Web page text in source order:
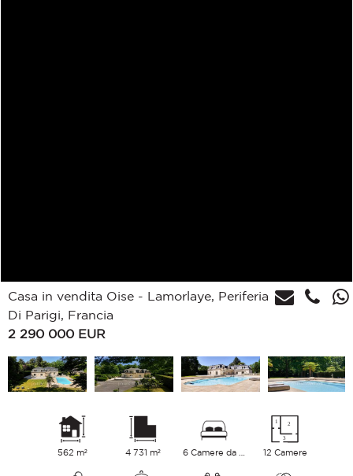
Casa in vendita Oise - Lamorlaye, Periferia
Di Parigi, Francia
2 290 000 EUR
562 m² 4 731 m² 12 Camere